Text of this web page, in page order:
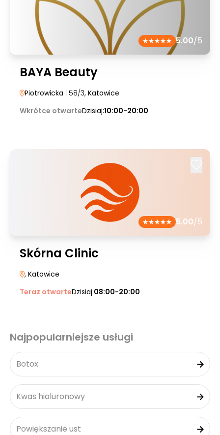
5.00/5
BAYA Beauty
Piotrowicka | 58/3, Katowice
Wkrótce otwarteDzisiaj:10:00-20:00
5.00/5
Skórna Clinic
, Katowice
Teraz otwarteDzisiaj:08:00-20:00
Najpopularniejsze usługi
Botox
Kwas hialuronowy
Powiększanie ust